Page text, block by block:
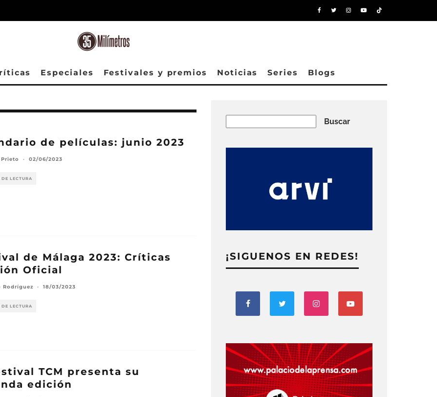
Especiales Festivales y premios Noticias Series Blogs
de películas: junio 2023
Prieto · 02/06/2023
LECTURA
de Málaga 2023: Críticas
Oficial
Rodríguez · 18/03/2023
LECTURA
TCM presenta su
edición
Buscar
¡SIGUENOS EN REDES!